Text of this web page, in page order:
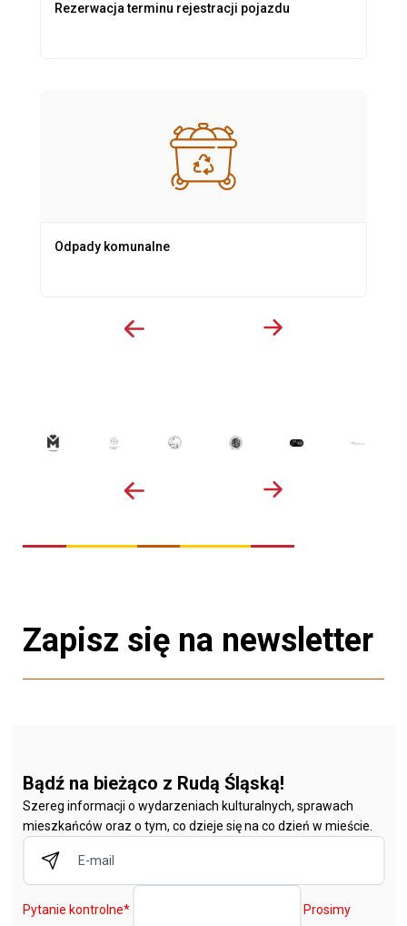
Rezerwacja terminu rejestracji pojazdu
Odpady komunalne
Zapisz się na newsletter
Bądź na bieżąco z Rudą Śląską!
Szereg informacji o wydarzeniach kulturalnych, sprawach
mieszkańców oraz o tym, co dzieje się na co dzień w mieście.
Pytanie kontrolne* Prosimy